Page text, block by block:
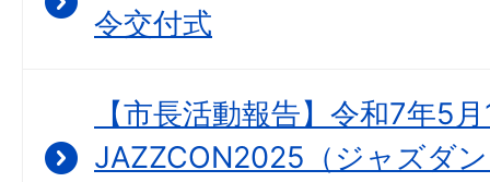
令交付式
【市長活動報告】令和7年5
JAZZCON2025（ジャズダ